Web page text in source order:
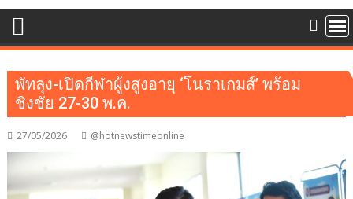
พัทลุง-เปิดกีฬาผู้งสูงอายุ ‘โนราเกมส์’ พร้อม
ชิงชัย 27-30 พ.ค.
27/05/2026 @hotnewstimeonline